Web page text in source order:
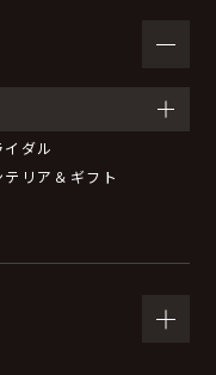
するため。
ついて
を除いて第三者に
について
、一部を委託する
イダル
テリア＆ギフト